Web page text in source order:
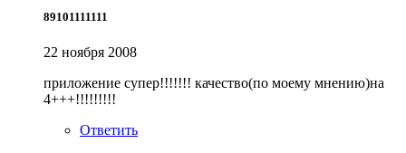
89101111111
22 ноября 2008
приложение супер!!!!!!! качество(по моему мнению)на
4+++!!!!!!!!!
Ответить